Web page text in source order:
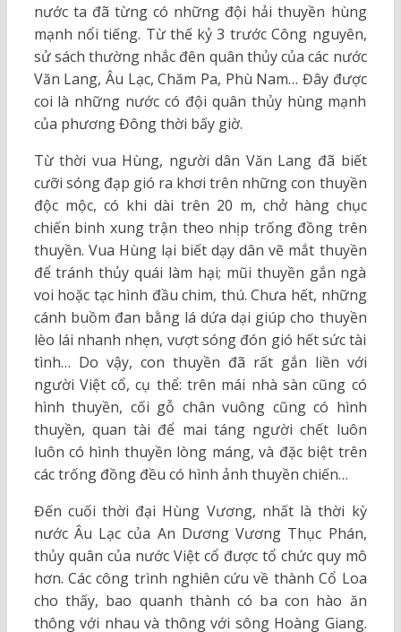
nước ta đã từng có những đội hải thuyền hùng
mạnh nổi tiếng. Từ thế kỷ 3 trước Công nguyên,
sử sách thường nhắc đên quân thủy của các nước
Văn Lang, Âu Lạc, Chăm Pa, Phù Nam… Đây được
coi là những nước có đội quân thủy hùng mạnh
của phương Đông thời bấy giờ.
Từ thời vua Hùng, người dân Văn Lang đã biết
cưỡi sóng đạp gió ra khơi trên những con thuyền
độc mộc, có khi dài trên 20 m, chở hàng chục
chiến binh xung trận theo nhịp trống đồng trên
thuyền. Vua Hùng lại biết dạy dân vẽ mắt thuyền
để tránh thủy quái làm hại; mũi thuyền gắn ngà
voi hoặc tạc hình đầu chim, thú. Chưa hết, những
cánh buồm đan bằng lá dứa dại giúp cho thuyền
lèo lái nhanh nhẹn, vượt sóng đón gió hết sức tài
tình… Do vậy, con thuyền đã rất gắn liền với
người Việt cổ, cụ thể: trên mái nhà sàn cũng có
hình thuyền, cối gỗ chân vuông cũng có hình
thuyền, quan tài để mai táng người chết luôn
luôn có hình thuyền lòng máng, và đặc biệt trên
các trống đồng đều có hình ảnh thuyền chiến…
Đến cuối thời đại Hùng Vương, nhất là thời kỳ
nước Âu Lạc của An Dương Vương Thục Phán,
thủy quân của nước Việt cổ được tổ chức quy mô
hơn. Các công trình nghiên cứu về thành Cổ Loa
cho thấy, bao quanh thành có ba con hào ăn
thông với nhau và thông với sông Hoàng Giang.